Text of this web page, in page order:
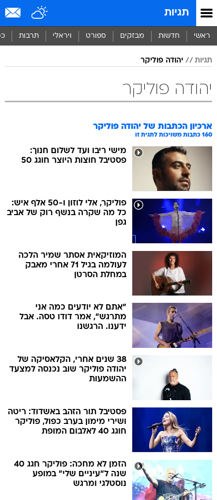
תגיות
ראשי חדשות מבזקים ספורט ויראלי תרבות
תגיות יהודה פוליקר
יהודה פוליקר
ארכיון הכתבות של יהודה פוליקר
160 כתבות משויכות לתגית זו
מישי ריבו ועד לשלום חנוך:
פסטיבל חוצות היוצר חוגג 50
פוליקר, אלי לוזון ו-50 אלף איש:
כל מה שקרה בנשף רוק של אביב
גפן
המוזיקאית אסתר שמיר הלכה
לעולמה בגיל 71 אחרי מאבק
במחלת הסרטן
"אתם לא יודעים כמה אני
מתרגש", אמר דודו טסה. אבל
ידענו. הרגשנו
38 שנים אחרי, הקלאסיקה של
יהודה פוליקר שוב נכנסה למצעד
ההשמעות
פסטיבל תור הזהב באשדוד: ריטה
ושירי מימון בערב כפול, פוליקר
חוגג 40 לאלבום המופת
הזמן לא מחכה: פוליקר חגג 40
שנה ל"עיניים שלי" במופע
נוסטלגי ומרגש